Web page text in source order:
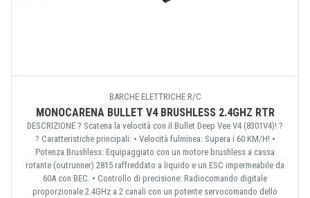
BARCHE ELETTRICHE R/C
MONOCARENA BULLET V4 BRUSHLESS 2.4GHZ RTR
DESCRIZIONE ? Scatena la velocità con il Bullet Deep Vee V4 (8301V4)! ?
? Caratteristiche principali: • Velocità fulminea: Supera i 60 KM/H! •
Potenza Brushless: Equipaggiato con un motore brushless a cassa
rotante (outrunner) 2815 raffreddato a liquido e un ESC impermeabile da
60A con BEC. • Controllo di precisione: Radiocomando digitale
proporzionale 2.4GHz a 2 canali con un potente servocomando dello